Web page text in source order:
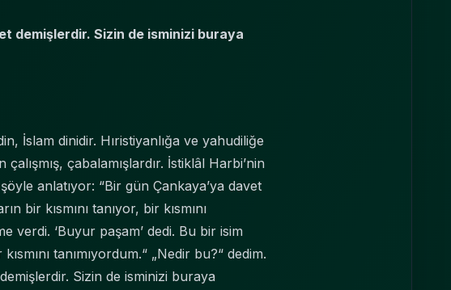
demişlerdir. Sizin de isminizi buraya
İslam dinidir. Hıristiyanlığa ve yahudiliğe
çabalamışlardır. İstiklâl Harbi’nin
anlatıyor: “Bir gün Çankaya’ya davet
bir kısmını tanıyor, bir kısmını
verdi. ‘Buyur paşam’ dedi. Bu bir isim
tanımıyordum.“ „Nedir bu?“ dedim.
Sizin de isminizi buraya